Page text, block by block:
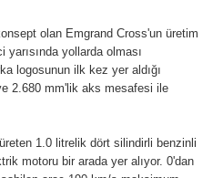
olan Emgrand Cross'un üretim
yarısında yollarda olması
logosunun ilk kez yer aldığı
2.680 mm'lik aks mesafesi ile
1.0 litrelik dört silindirli benzinli
motoru bir arada yer alıyor. 0'dan